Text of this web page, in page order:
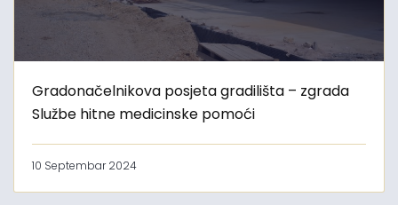
Gradonačelnikova posjeta gradilišta – zgrada
Službe hitne medicinske pomoći
10 Septembar 2024